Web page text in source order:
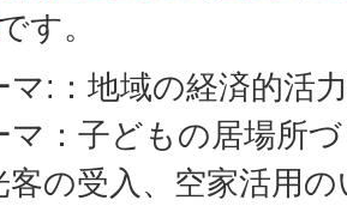
す。
マ:：地域の経済的活
マ：子どもの居場所
客の受入、空家活用